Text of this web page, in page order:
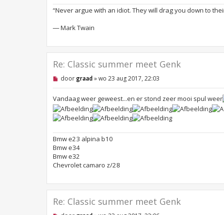
r
i
h
“Never argue with an idiot. They will drag you down to
― Mark Twain
Re: Classic summer meet Genk
O
e
l
e
z
n
b
e
r
i
c
doorgraad»wo 23 aug 2017, 22:03
Vandaag weer geweest...en er stond zeer mooi spul weer
Bmw e23 alpina b10
Bmw e34
Bmw e32
Chevrolet camaro z/28
Re: Classic summer meet Genk